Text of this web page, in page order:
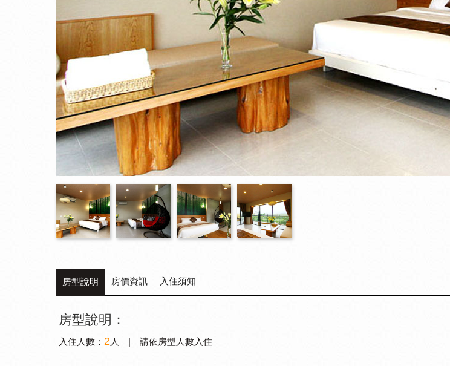
房型說明 房價資訊 入住須知
房型說明：
入住人數： 2人 | 請依房型人數入住